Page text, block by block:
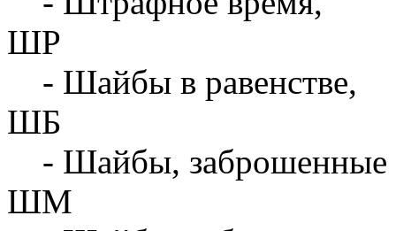
ШР
- Шайбы в равенстве,
ШБ
- Шайбы, заброшенные
ШМ